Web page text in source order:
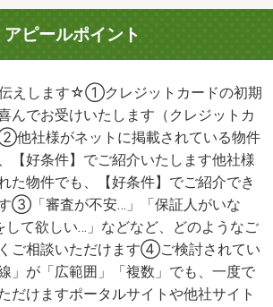
アピールポイント
えします☆①クレジットカードの初期
んでお受けいたします（クレジットカ
他社様がネットに掲載されている物件
【好条件】でご紹介いたします他社様
た物件でも、【好条件】でご紹介でき
③「審査が不安…」「保証人がいな
して欲しい…」などなど、どのようなご
ご相談いただけます④ご検討されてい
」が「広範囲」「複数」でも、一度で
だけますポータルサイトや他社サイト